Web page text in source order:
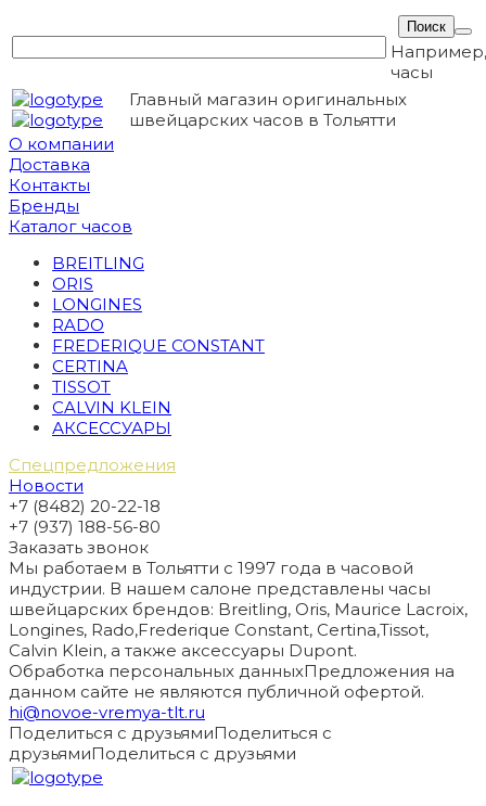
Например,
часы
Главный магазин оригинальных
швейцарских часов в Тольятти
О компании
Доставка
Контакты
Бренды
Каталог часов
BREITLING
ORIS
LONGINES
RADO
FREDERIQUE CONSTANT
CERTINA
TISSOT
CALVIN KLEIN
АКСЕССУАРЫ
Спецпредложения
Новости
+7 (8482) 20-22-18
+7 (937) 188-56-80
Заказать звонок
Мы работаем в Тольятти с 1997 года в часовой
индустрии. В нашем салоне представлены часы
швейцарских брендов: Breitling, Oris, Maurice Lacroix,
Longines, Rado,Frederique Constant, Certina,Tissot,
Calvin Klein, а также аксессуары Dupont.
Обработка персональных данныхПредложения на
данном сайте не являются публичной офертой.
hi@novoe-vremya-tlt.ru
Поделиться с друзьямиПоделиться с
друзьямиПоделиться с друзьями